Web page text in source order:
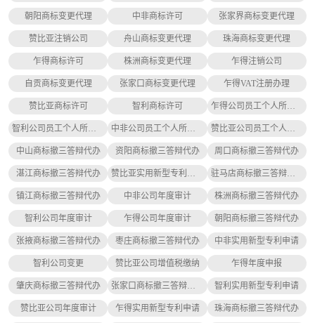
朝阳商标变更代理 中非商标许可 张家界商标变更代理
赞比亚注销公司 舟山商标变更代理 珠海商标变更代理
乍得商标许可 株洲商标变更代理 乍得注销公司
自贡商标变更代理 张家口商标变更代理 乍得VAT注册办理
赞比亚商标许可 智利商标许可 乍得公司员工个人所得税缴纳
智利公司员工个人所得税缴纳 中非公司员工个人所得税缴纳 赞比亚公司员工个人所得税缴纳
中山商标撤三答辩代办 资阳商标撤三答辩代办 周口商标撤三答辩代办
湛江商标撤三答辩代办 赞比亚实用新型专利申请 驻马店商标撤三答辩代办
镇江商标撤三答辩代办 中非公司年度审计 株洲商标撤三答辩代办
智利公司年度审计 乍得公司年度审计 朝阳商标撤三答辩代办
张掖商标撤三答辩代办 枣庄商标撤三答辩代办 中非实用新型专利申请
智利公司变更 赞比亚公司增值税缴纳 乍得年度申报
肇庆商标撤三答辩代办 张家口商标撤三答辩代办 智利实用新型专利申请
赞比亚公司年度审计 乍得实用新型专利申请 珠海商标撤三答辩代办